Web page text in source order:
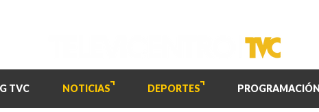
TVC NOTICIAS DEPORTES PROGRAMACIÓN